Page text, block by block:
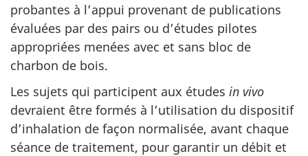
probantes à l’appui provenant de publications
évaluées par des pairs ou d’études pilotes
appropriées menées avec et sans bloc de
charbon de bois.
Les sujets qui participent aux études in vivo
devraient être formés à l’utilisation du dispositif
d’inhalation de façon normalisée, avant chaque
séance de traitement, pour garantir un débit et